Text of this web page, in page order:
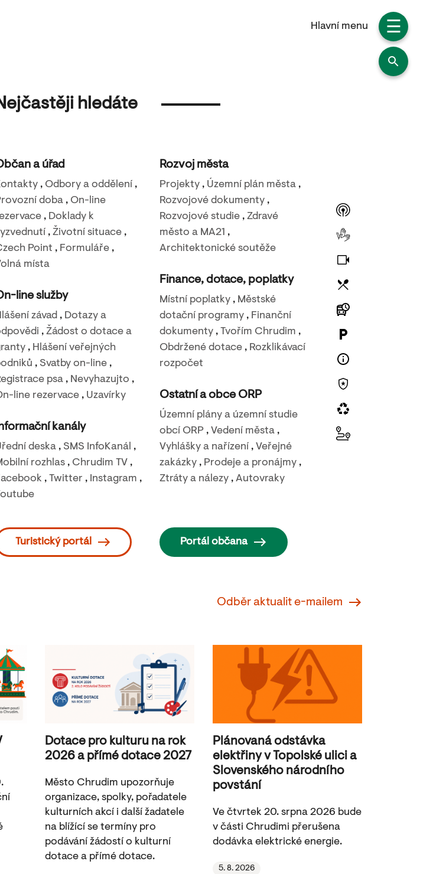
Hlavní menu ☰
noc na Báře – Nečekané léto
Bára - Podhůra
23. 8. 2026
Městské kino Chrudim
hledáte
a úřad
, Odbory a oddělení ,
doba, On-line
, Doklady k
, Životní situace,
Point , Formuláře,
místa
line služby
závad, Dotazy a
, Žádost o dotace a
, Hlášení veřejných
, Svatby on-line,
psa, Nevyhazujto ,
line rezervace, Uzavírky
kanály
deska, SMS InfoKanál ,
rozhlas, Chrudim TV ,
, Twitter , Instagram ,
Rozvoj města
Projekty, Územní plán města,
Rozvojové dokumenty,
Rozvojové studie, Zdravé
město a MA21 ,
Architektonické soutěže
Finance, dotace, poplatky
Místní poplatky, Městské
dotační programy, Finanční
dokumenty, Tvořím Chrudim ,
Obdržené dotace, Rozklikávací
rozpočet
Ostatní a obce ORP
Územní plány a územní studie
obcí ORP, Vedení města,
Vyhlášky a nařízení , Veřejné
zakázky, Prodeje a pronájmy,
Ztráty a nálezy, Autovraky
Turistický portál Portál občana
Odběr aktualit e-mailem
Dotace pro kulturu na rok
2026 a přímé dotace 2027
Město Chrudim upozorňuje
organizace, spolky, pořadatele
kulturních akcí i další žadatele
na blížící se termíny pro
podávání žádostí o kulturní
dotace a přímé dotace.
Plánovaná odstávka
elektřiny v Topolské ulici a
Slovenského národního
povstání
Ve čtvrtek 20. srpna 2026 bude
v části Chrudimi přerušena
dodávka elektrické energie.
5. 8. 2026